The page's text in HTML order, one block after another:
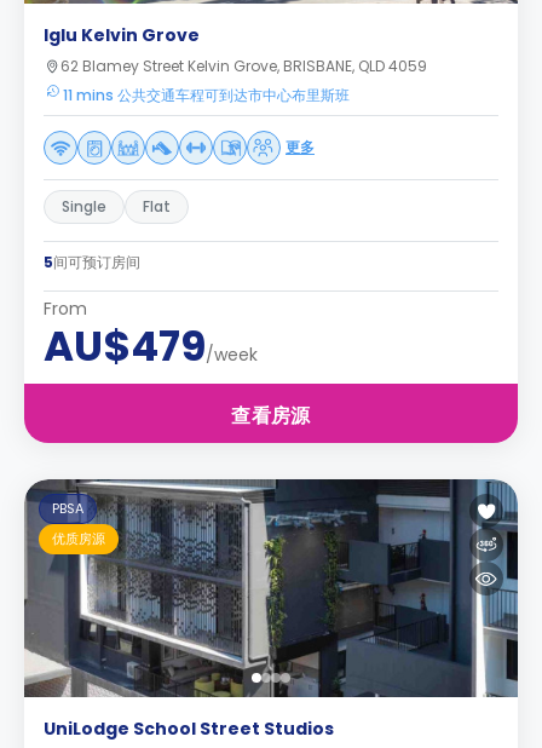
Iglu Kelvin Grove
62 Blamey Street Kelvin Grove, BRISBANE, QLD 4059
11 mins 公共交通车程可到达市中心布里斯班
更多
Single Flat
5间可预订房间
From
AU$479/week
查看房源
PBSA
优质房源
UniLodge School Street Studios